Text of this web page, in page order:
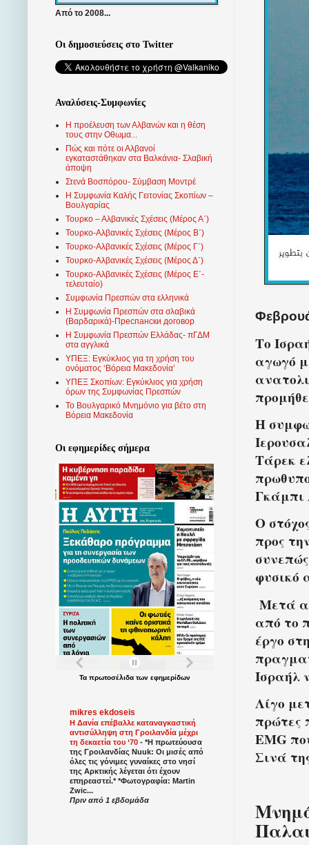
Το
αγωγό
Η
Τάρεκ
Γκάμπι
Ο
προς
φυσικό
Μετά
από το
έργο
Ισραήλ
Λίγο
πρώτες
EMG
Σινά
Από το 2008...
Οι δημοσιεύσεις στο Twitter
Αναλύσεις-Συμφωνίες
Η προέλευση των Αλβανών και η θέση
τους στην Οθωμα...
Πώς και πότε οι Αλβανοί
εγκαταστάθηκαν στα Βαλκάνια- Σλαβική
άποψη
Στενά Βοσπόρου- Σύμβαση Μοντρέ
Η Συμφωνία Καλής Γειτονίας Σκοπίων –
Βουλγαρίας
Τουρκο – Αλβανικές Σχέσεις (Mέρος Α΄)
Τουρκο-Αλβανικές Σχέσεις (Μέρος Β΄)
Τουρκο-Αλβανικές Σχέσεις (Μέρος Γ΄)
Τουρκο-Αλβανικές Σχέσεις (Μέρος Δ΄)
Τουρκο-Αλβανικές Σχέσεις (Μέρος Ε΄-
τελευταίο)
Συμφωνία Πρεσπών στα ελληνικά
Η Συμφωνία Πρεσπών στα σλαβικά
(Βαρδαρικά)-Преспански договор
Η Συμφωνία Πρεσπών Ελλάδας- πΓΔΜ
στα αγγλικά
ΥΠΕΞ: Εγκύκλιος για τη χρήση του
ονόματος ‘Βόρεια Μακεδονία’
ΥΠΕΞ Σκοπίων: Εγκύκλιος για χρήση
όρων της Συμφωνίας Πρεσπών
Το Βουλγαρικό Μνημόνιο για βέτο στη
Βόρεια Μακεδονία
Οι εφημερίδες σήμερα
Τα πρωτοσέλιδατων εφημερίδων
mikres ekdoseis
Η Δανία επέβαλλε καταναγκαστική
αντισύλληψη στη Γροιλανδία μέχρι
τη δεκαετία του ‘70 - *Η πρωτεύουσα
της Γροιλανδίας Nuuk: Οι μισές από
όλες τις γόνιμες γυναίκες στο νησί
της Αρκτικής λέγεται ότι έχουν
επηρεαστεί.* *Φωτογραφία: Martin
Zwic...
Πριν από 1 εβδομάδα